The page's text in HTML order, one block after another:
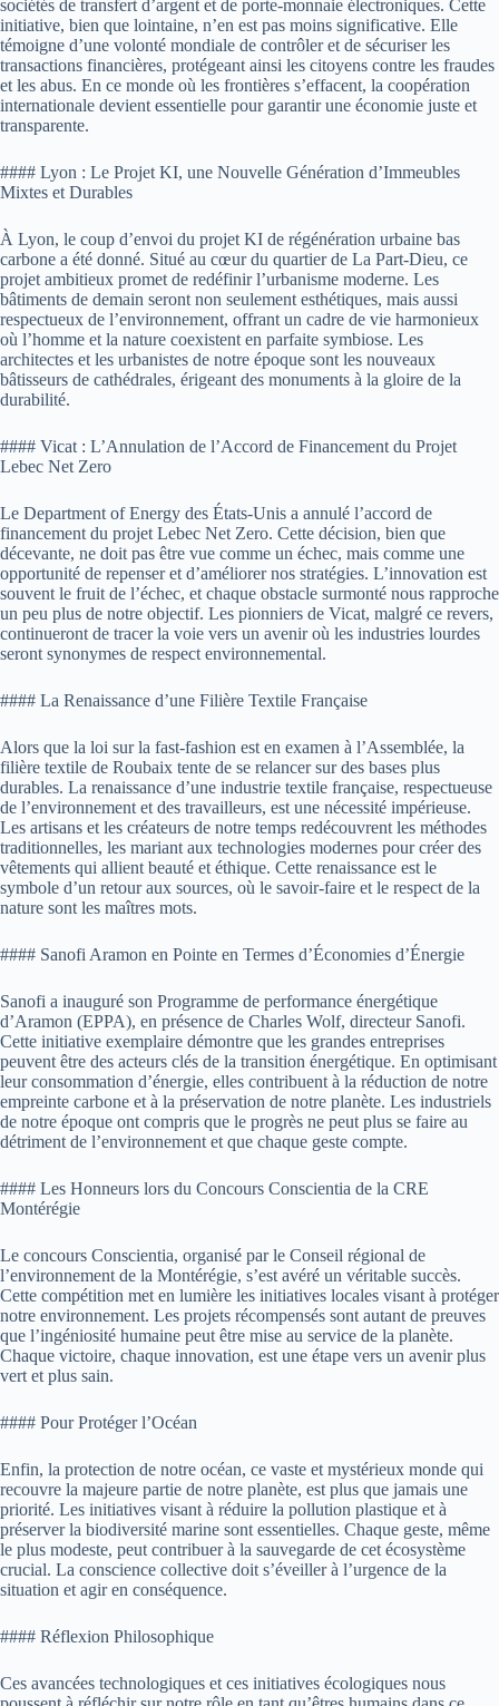
sociétés de transfert d’argent et de porte-monnaie électroniques. Cette
initiative, bien que lointaine, n’en est pas moins significative. Elle
témoigne d’une volonté mondiale de contrôler et de sécuriser les
transactions financières, protégeant ainsi les citoyens contre les fraudes
et les abus. En ce monde où les frontières s’effacent, la coopération
internationale devient essentielle pour garantir une économie juste et
transparente.
#### Lyon : Le Projet KI, une Nouvelle Génération d’Immeubles
Mixtes et Durables
À Lyon, le coup d’envoi du projet KI de régénération urbaine bas
carbone a été donné. Situé au cœur du quartier de La Part-Dieu, ce
projet ambitieux promet de redéfinir l’urbanisme moderne. Les
bâtiments de demain seront non seulement esthétiques, mais aussi
respectueux de l’environnement, offrant un cadre de vie harmonieux
où l’homme et la nature coexistent en parfaite symbiose. Les
architectes et les urbanistes de notre époque sont les nouveaux
bâtisseurs de cathédrales, érigeant des monuments à la gloire de la
durabilité.
#### Vicat : L’Annulation de l’Accord de Financement du Projet
Lebec Net Zero
Le Department of Energy des États-Unis a annulé l’accord de
financement du projet Lebec Net Zero. Cette décision, bien que
décevante, ne doit pas être vue comme un échec, mais comme une
opportunité de repenser et d’améliorer nos stratégies. L’innovation est
souvent le fruit de l’échec, et chaque obstacle surmonté nous rapproche
un peu plus de notre objectif. Les pionniers de Vicat, malgré ce revers,
continueront de tracer la voie vers un avenir où les industries lourdes
seront synonymes de respect environnemental.
#### La Renaissance d’une Filière Textile Française
Alors que la loi sur la fast-fashion est en examen à l’Assemblée, la
filière textile de Roubaix tente de se relancer sur des bases plus
durables. La renaissance d’une industrie textile française, respectueuse
de l’environnement et des travailleurs, est une nécessité impérieuse.
Les artisans et les créateurs de notre temps redécouvrent les méthodes
traditionnelles, les mariant aux technologies modernes pour créer des
vêtements qui allient beauté et éthique. Cette renaissance est le
symbole d’un retour aux sources, où le savoir-faire et le respect de la
nature sont les maîtres mots.
#### Sanofi Aramon en Pointe en Termes d’Économies d’Énergie
Sanofi a inauguré son Programme de performance énergétique
d’Aramon (EPPA), en présence de Charles Wolf, directeur Sanofi.
Cette initiative exemplaire démontre que les grandes entreprises
peuvent être des acteurs clés de la transition énergétique. En optimisant
leur consommation d’énergie, elles contribuent à la réduction de notre
empreinte carbone et à la préservation de notre planète. Les industriels
de notre époque ont compris que le progrès ne peut plus se faire au
détriment de l’environnement et que chaque geste compte.
#### Les Honneurs lors du Concours Conscientia de la CRE
Montérégie
Le concours Conscientia, organisé par le Conseil régional de
l’environnement de la Montérégie, s’est avéré un véritable succès.
Cette compétition met en lumière les initiatives locales visant à protéger
notre environnement. Les projets récompensés sont autant de preuves
que l’ingéniosité humaine peut être mise au service de la planète.
Chaque victoire, chaque innovation, est une étape vers un avenir plus
vert et plus sain.
#### Pour Protéger l’Océan
Enfin, la protection de notre océan, ce vaste et mystérieux monde qui
recouvre la majeure partie de notre planète, est plus que jamais une
priorité. Les initiatives visant à réduire la pollution plastique et à
préserver la biodiversité marine sont essentielles. Chaque geste, même
le plus modeste, peut contribuer à la sauvegarde de cet écosystème
crucial. La conscience collective doit s’éveiller à l’urgence de la
situation et agir en conséquence.
#### Réflexion Philosophique
Ces avancées technologiques et ces initiatives écologiques nous